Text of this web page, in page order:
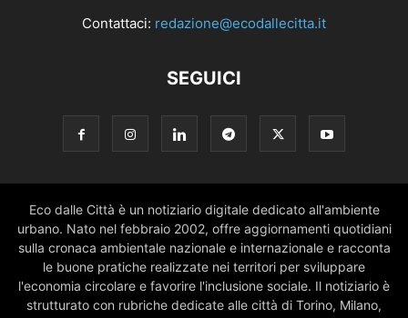
Contattaci: redazione@ecodallecitta.it
SEGUICI
Eco dalle Città è un notiziario digitale dedicato all'ambiente
urbano. Nato nel febbraio 2002, offre aggiornamenti quotidiani
sulla cronaca ambientale nazionale e internazionale e racconta
le buone pratiche realizzate nei territori per sviluppare
l'economia circolare e favorire l'inclusione sociale. Il notiziario è
strutturato con rubriche dedicate alle città di Torino, Milano,